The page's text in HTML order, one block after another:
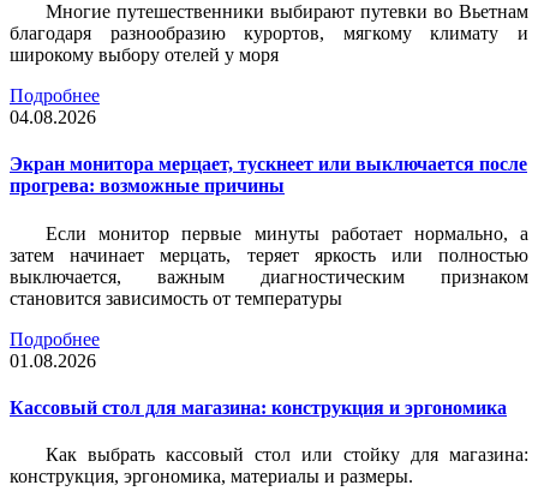
Многие путешественники выбирают путевки во Вьетнам
благодаря разнообразию курортов, мягкому климату и
широкому выбору отелей у моря
Подробнее
04.08.2026
Экран монитора мерцает, тускнеет или выключается после
прогрева: возможные причины
Если монитор первые минуты работает нормально, а
затем начинает мерцать, теряет яркость или полностью
выключается, важным диагностическим признаком
становится зависимость от температуры
Подробнее
01.08.2026
Кассовый стол для магазина: конструкция и эргономика
Как выбрать кассовый стол или стойку для магазина:
конструкция, эргономика, материалы и размеры.